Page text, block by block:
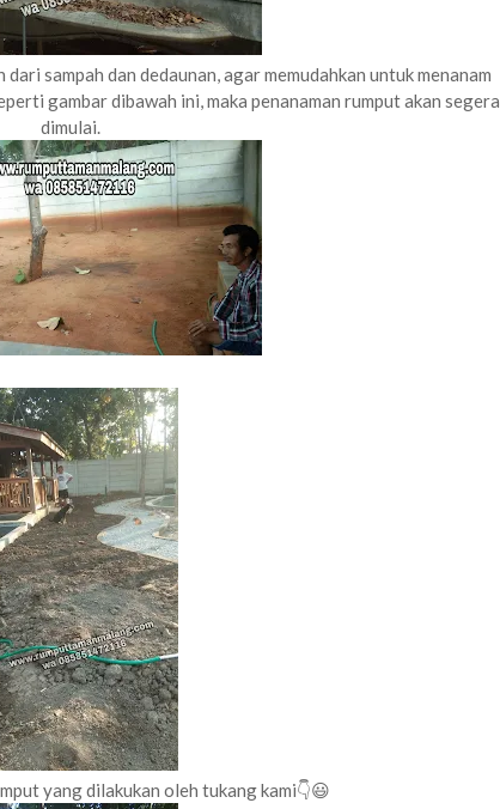
sampah dan dedaunan, agar memudahkan untuk menanam
gambar dibawah ini, maka penanaman rumput akan segera
dimulai.
yang dilakukan oleh tukang kami👇😃